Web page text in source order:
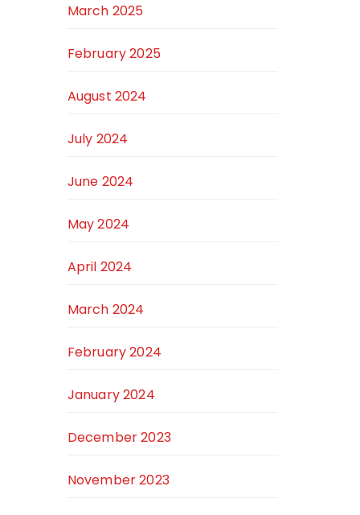
March 2025
February 2025
August 2024
July 2024
June 2024
May 2024
April 2024
March 2024
February 2024
January 2024
December 2023
November 2023